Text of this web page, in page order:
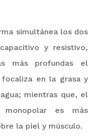
simultánea los dos
y resistivo,
más profundas el
en la grasa y
mientras que, el
monopolar es más
la piel y músculo.